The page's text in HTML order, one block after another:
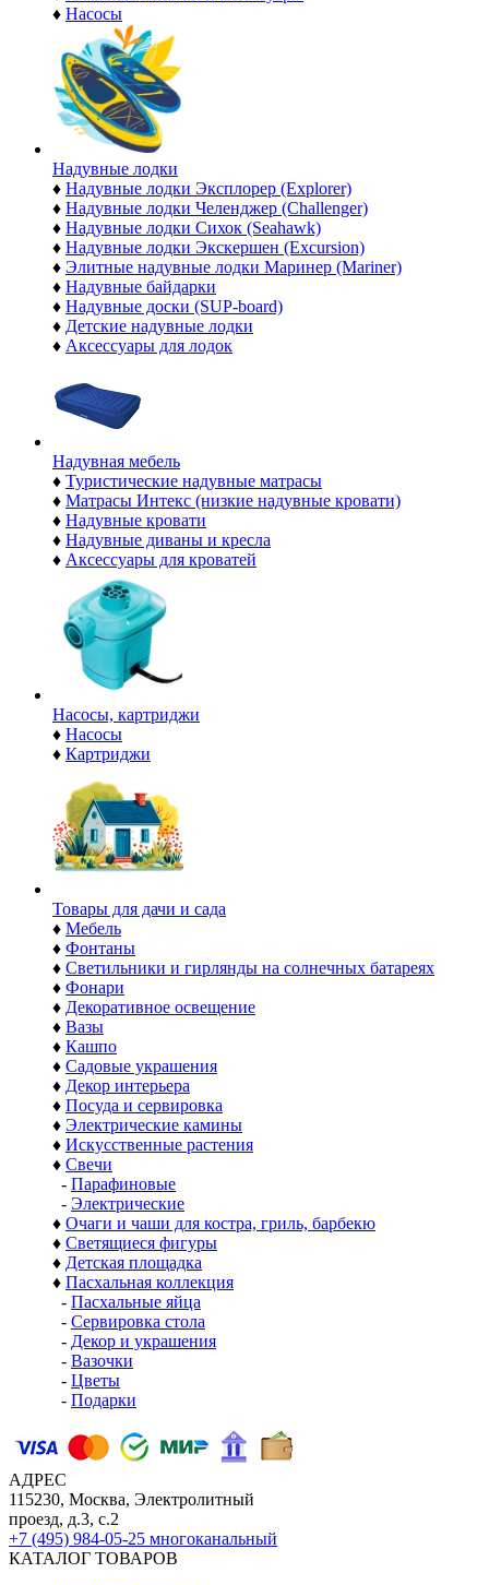
♦ Насосы
Надувные лодки
♦ Надувные лодки Эксплорер (Explorer)
♦ Надувные лодки Челенджер (Challenger)
♦ Надувные лодки Сихок (Seahawk)
♦ Надувные лодки Экскершен (Excursion)
♦ Элитные надувные лодки Маринер (Mariner)
♦ Надувные байдарки
♦ Надувные доски (SUP-board)
♦ Детские надувные лодки
♦ Аксессуары для лодок
Надувная мебель
♦ Туристические надувные матрасы
♦ Матрасы Интекс (низкие надувные кровати)
♦ Надувные кровати
♦ Надувные диваны и кресла
♦ Аксессуары для кроватей
Насосы, картриджи
♦ Насосы
♦ Картриджи
Товары для дачи и сада
♦ Мебель
♦ Фонтаны
♦ Светильники и гирлянды на солнечных батареях
♦ Фонари
♦ Декоративное освещение
♦ Вазы
♦ Кашпо
♦ Садовые украшения
♦ Декор интерьера
♦ Посуда и сервировка
♦ Электрические камины
♦ Искусственные растения
♦ Свечи
- Парафиновые
- Электрические
♦ Очаги и чаши для костра, гриль, барбекю
♦ Светящиеся фигуры
♦ Детская площадка
♦ Пасхальная коллекция
- Пасхальные яйца
- Сервировка стола
- Декор и украшения
- Вазочки
- Цветы
- Подарки
АДРЕС
115230, Москва, Электролитный
проезд, д.3, с.2
+7 (495) 984-05-25 многоканальный
КАТАЛОГ ТОВАРОВ